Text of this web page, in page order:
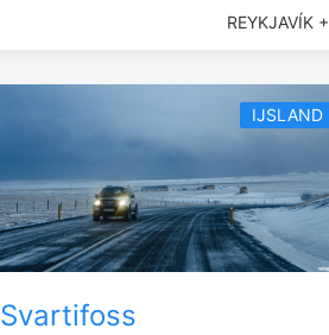
REYKJAVÍK +
IJSLAND
Svartifoss